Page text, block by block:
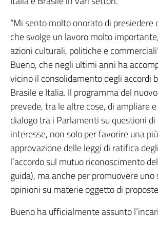
“Mi sento molto onorato di presiedere
che svolge un lavoro molto
azioni culturali, politiche e
Bueno, che negli ultimi anni ha
vicino il consolidamento degli accordi
Brasile e Italia. Il programma del
prevede, tra le altre cose, di ampliare
dialogo tra i Parlamenti su questioni
interesse, non solo per favorire una
approvazione delle leggi di ratifica
l’accordo sul mutuo riconoscimento
guida), ma anche per promuovere uno
opinioni su materie oggetto di
Bueno ha ufficialmente assunto